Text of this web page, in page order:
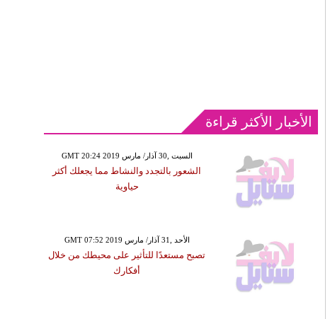
الأخبار الأكثر قراءة
GMT 20:24 2019 السبت ,30 آذار/ مارس
الشعور بالتجدد والنشاط مما يجعلك أكثر
حياوية
GMT 07:52 2019 الأحد ,31 آذار/ مارس
تصبح مستعدًا للتأثير على محيطك من خلال
أفكارك